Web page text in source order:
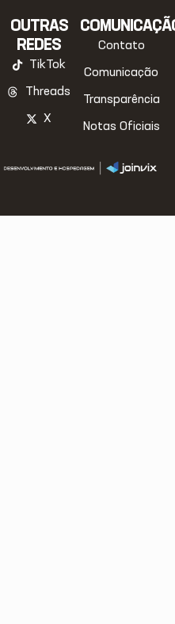
OUTRAS
REDES
TikTok
Threads
X
Contato
Comunicação
Transparência
Notas Oficiais